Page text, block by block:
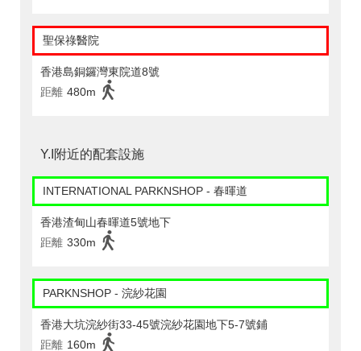
聖保祿醫院
香港島銅鑼灣東院道8號
距離 480m
Y.I附近的配套設施
INTERNATIONAL PARKNSHOP - 春暉道
香港渣甸山春暉道5號地下
距離 330m
PARKNSHOP - 浣紗花園
香港大坑浣紗街33-45號浣紗花園地下5-7號鋪
距離 160m